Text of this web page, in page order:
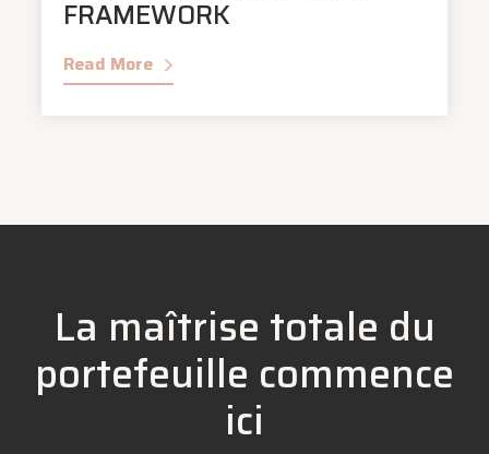
FRAMEWORK
Read More
La maîtrise totale du
portefeuille commence
ici